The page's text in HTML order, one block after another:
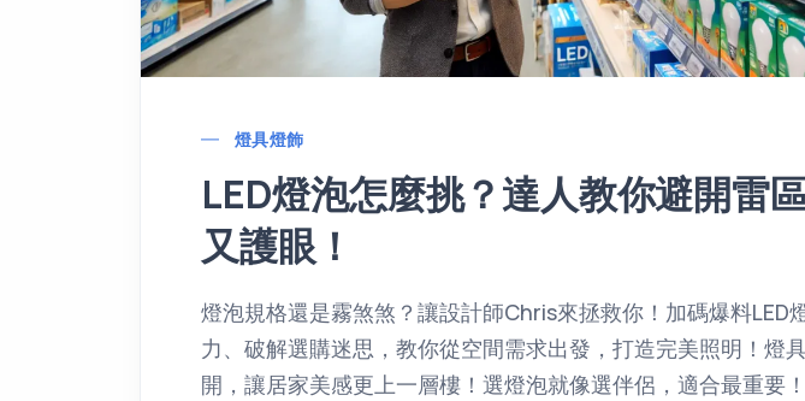
燈具燈飾
LED燈泡怎麼挑？達人教你避開雷
又護眼！
燈泡規格還是霧煞煞？讓設計師Chris來拯救你！加碼爆料LED
力、破解選購迷思，教你從空間需求出發，打造完美照明！燈
開，讓居家美感更上一層樓！選燈泡就像選伴侶，適合最重要！